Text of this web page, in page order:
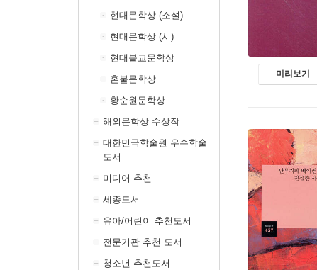
현대문학상 (소설)
현대문학상 (시)
현대불교문학상
혼불문학상
황순원문학상
해외문학상 수상작
대한민국학술원 우수학술
도서
미디어 추천
세종도서
유아/어린이 추천도서
전문기관 추천 도서
청소년 추천도서
미리보기